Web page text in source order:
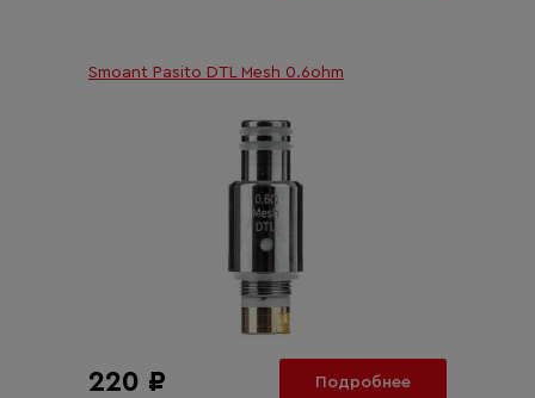
Smoant Pasito DTL Mesh 0.6ohm
220 ₽ Подробнее